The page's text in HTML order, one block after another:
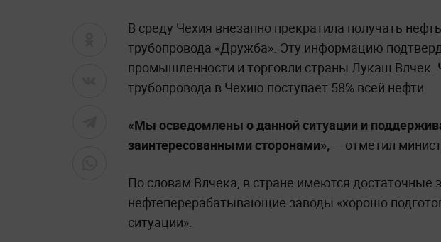
В среду Чехия внезапно прекратила получать
трубопровода «Дружба». Эту информацию
промышленности и торговли страны Лукаш
трубопровода в Чехию поступает 58% всей нефти.
«Мы осведомлены о данной ситуации и
заинтересованными сторонами», — отметил
По словам Влчека, в стране имеются достаточные
нефтеперерабатывающие заводы «хорошо
ситуации».